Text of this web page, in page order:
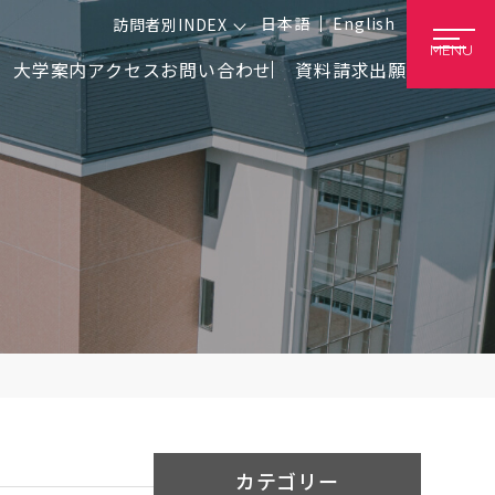
訪問者別INDEX 日本語 English
大学案内アクセスお問い合わせ 資料請求出願
MENU
カテゴリー